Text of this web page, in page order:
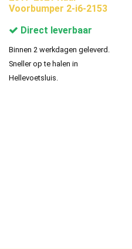
Voorbumper 2-i6-2153
Direct leverbaar
Binnen 2 werkdagen geleverd.
Sneller op te halen in
Hellevoetsluis.